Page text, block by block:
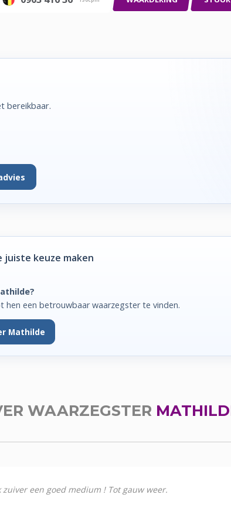
bereikbaar.
juiste keuze maken
hen een betrouwbaar waarzegster te vinden.
Mathilde
WAARZEGSTER
een goed medium ! Tot gauw weer.